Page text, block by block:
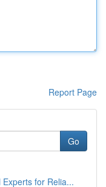
Report Page
Go
for Relia...